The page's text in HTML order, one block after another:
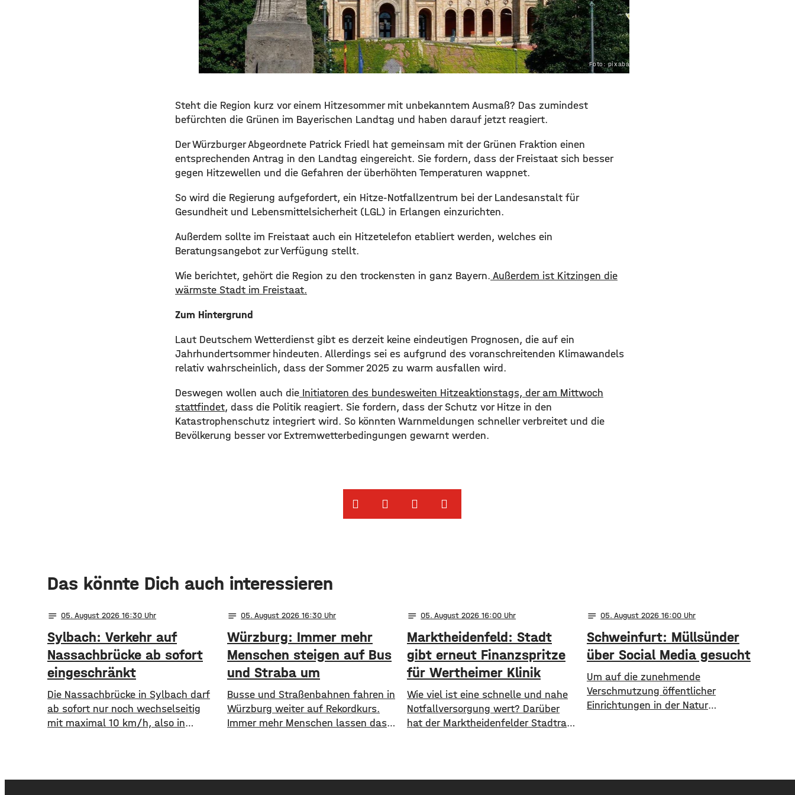
Foto: pixabay.com
​​Steht die Region kurz vor einem Hitzesommer mit unbekanntem Ausmaß? Das zumindest
befürchten die Grünen im Bayerischen Landtag und haben darauf jetzt reagiert.
​Der Würzburger Abgeordnete Patrick Friedl hat gemeinsam mit der Grünen Fraktion einen
entsprechenden Antrag in den Landtag eingereicht. Sie fordern, dass der Freistaat sich besser
gegen Hitzewellen und die Gefahren der überhöhten Temperaturen wappnet.
​So wird die Regierung aufgefordert, ein Hitze-Notfallzentrum bei der Landesanstalt für
Gesundheit und Lebensmittelsicherheit (LGL) in Erlangen einzurichten.
​Außerdem sollte im Freistaat auch ein Hitzetelefon etabliert werden, welches ein
Beratungsangebot zur Verfügung stellt.
​Wie berichtet, gehört die Region zu den trockensten in ganz Bayern. Außerdem ist Kitzingen die
wärmste Stadt im Freistaat.
Zum Hintergrund
​Laut Deutschem Wetterdienst gibt es derzeit keine eindeutigen Prognosen, die auf ein
Jahrhundertsommer hindeuten. Allerdings sei es aufgrund des voranschreitenden Klimawandels
relativ wahrscheinlich, dass der Sommer 2025 zu warm ausfallen wird.
​Deswegen wollen auch die Initiatoren des bundesweiten Hitzeaktionstags, der am Mittwoch
stattfindet, dass die Politik reagiert. Sie fordern, dass der Schutz vor Hitze in den
Katastrophenschutz integriert wird. So könnten Warnmeldungen schneller verbreitet und die
Bevölkerung besser vor Extremwetterbedingungen gewarnt werden. ​ ​
Das könnte Dich auch interessieren
notes 05. August 2026 16:30
Sylbach: Verkehr auf
Nassachbrücke ab sofort
eingeschränkt
Die Nassachbrücke in Sylbach darf
ab sofort nur noch wechselseitig
mit maximal 10 km/h, also in
Landratsamt am
notes 05. August 2026 16:30
Würzburg: Immer mehr
Menschen steigen auf Bus
und Straba um
​​Busse und Straßenbahnen fahren in
Würzburg weiter auf Rekordkurs.
Immer mehr Menschen lassen das
im ersten Halbjahr 2026 so viele
notes 05. August 2026 16:00
Marktheidenfeld: Stadt
gibt erneut Finanzspritze
für Wertheimer Klinik
​​Wie viel ist eine schnelle und nahe
Notfallversorgung wert? Darüber
hat der Marktheidenfelder Stadtrat
Bürgerspital in Wertheim finanziell
notes 05. August 2026 16:00
Schweinfurt: Müllsünder
über Social Media gesucht
Um auf die zunehmende
Verschmutzung öffentlicher
Einrichtungen in der Natur
zahlreichen Bildern die